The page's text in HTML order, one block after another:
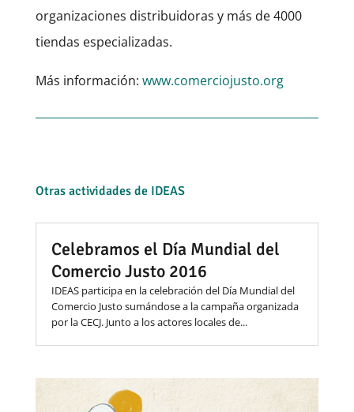
organizaciones distribuidoras y más de 4000
tiendas especializadas.
Más información: www.comerciojusto.org
Otras actividades de IDEAS
Celebramos el Día Mundial del
Comercio Justo 2016
IDEAS participa en la celebración del Día Mundial del
Comercio Justo sumándose a la campaña organizada
por la CECJ. Junto a los actores locales de...